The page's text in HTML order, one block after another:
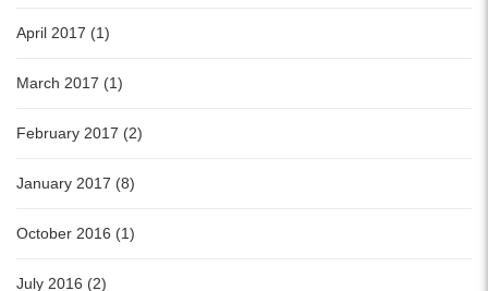
April 2017 (1)
March 2017 (1)
February 2017 (2)
January 2017 (8)
October 2016 (1)
July 2016 (2)